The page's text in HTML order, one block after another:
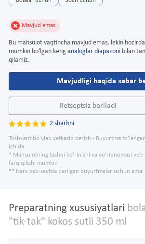
Mavjud emas
Bu mahsulot vaqtincha mavjud emas, lekin
mumkin bo'lgan keng analoglar diapazoni bilan
qilamiz.
Mavjudligi haqida xabar
Retseptsiz beriladi
2 sharhni
Toshkent bo'ylab yetkazib berish - Buyurtma
ichida.
* Mahsulotning tashqi ko'rinishi va yo'riqnomasi
farq qilishi mumkin
** Narx veb-saytda berilgan buyurtmalar uchun amal
Preparatning xususiyatlari
"tik-tak" kokos sutli 350 ml